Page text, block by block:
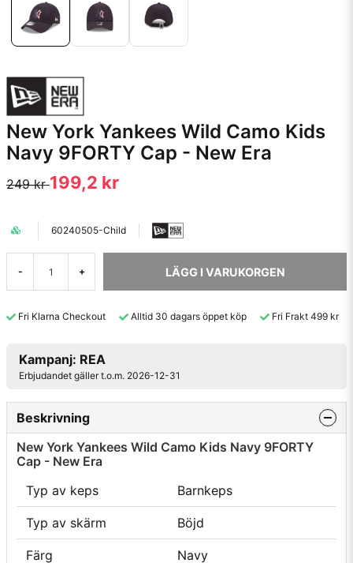
New York Yankees Wild Camo Kids
Navy 9FORTY Cap - New Era
249 kr199,2 kr
60240505-Child
- + LÄGG I VARUKORGEN
Fri Klarna Checkout Alltid 30 dagars öppet köp Fri Frakt 499 kr
Kampanj: REA
Erbjudandet gäller t.o.m. 2026-12-31
Beskrivning
New York Yankees Wild Camo Kids Navy 9FORTY
Cap - New Era
Typ av keps
Barnkeps
Typ av skärm Böjd
Färg Navy